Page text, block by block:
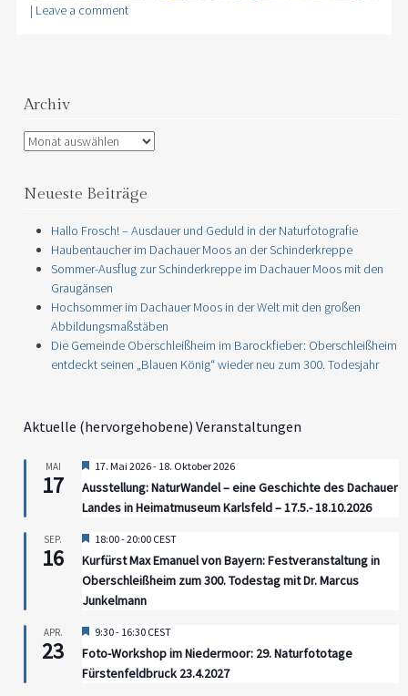
| Leave a comment
Archiv
Archiv
Neueste Beiträge
Hallo Frosch! – Ausdauer und Geduld in der Naturfotografie
Haubentaucher im Dachauer Moos an der Schinderkreppe
Sommer-Ausflug zur Schinderkreppe im Dachauer Moos mit den
Graugänsen
Hochsommer im Dachauer Moos in der Welt mit den großen
Abbildungsmaßstäben
Die Gemeinde Oberschleißheim im Barockfieber: Oberschleißheim
entdeckt seinen „Blauen König“ wieder neu zum 300. Todesjahr
Aktuelle (hervorgehobene) Veranstaltungen
MAI
17
Hervorgehoben
17. Mai 2026- 18. Oktober 2026
Ausstellung: NaturWandel – eine Geschichte des Dachauer
Landes in Heimatmuseum Karlsfeld – 17.5.- 18.10.2026
SEP.
16
Hervorgehoben
18:00-20:00 CEST
Kurfürst Max Emanuel von Bayern: Festveranstaltung in
Oberschleißheim zum 300. Todestag mit Dr. Marcus
Junkelmann
APR.
23
Hervorgehoben
9:30- 16:30 CEST
Foto-Workshop im Niedermoor: 29. Naturfototage
Fürstenfeldbruck 23.4.2027